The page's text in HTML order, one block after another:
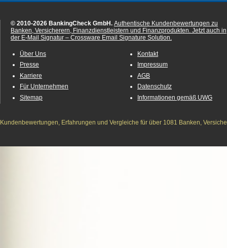
© 2010-2026 BankingCheck GmbH. Authentische Kundenbewertungen zu
Banken, Versicherern, Finanzdienstleistern und Finanzprodukten. Jetzt auch in
der E-Mail Signatur – Crossware Email Signature Solution.
Über Uns
Presse
Karriere
Für Unternehmen
Sitemap
Kontakt
Impressum
AGB
Datenschutz
Informationen gemäß UWG
Kundenbewertungen, Erfahrungen und Vergleiche für über 1081 Banken,